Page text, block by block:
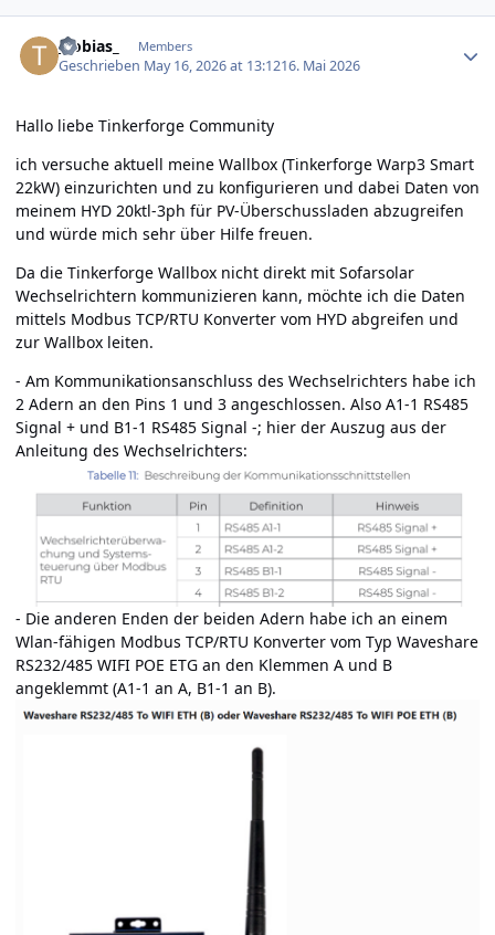
_tobias_ Members
Geschrieben May 16, 2026 at 13:1216. Mai 2026
Hallo liebe Tinkerforge Community
ich versuche aktuell meine Wallbox (Tinkerforge Warp3 Smart
22kW) einzurichten und zu konfigurieren und dabei Daten von
meinem HYD 20ktl-3ph für PV-Überschussladen abzugreifen
und würde mich sehr über Hilfe freuen.
Da die Tinkerforge Wallbox nicht direkt mit Sofarsolar
Wechselrichtern kommunizieren kann, möchte ich die Daten
mittels Modbus TCP/RTU Konverter vom HYD abgreifen und
zur Wallbox leiten.
- Am Kommunikationsanschluss des Wechselrichters habe ich
2 Adern an den Pins 1 und 3 angeschlossen. Also A1-1 RS485
Signal + und B1-1 RS485 Signal -; hier der Auszug aus der
Anleitung des Wechselrichters:
- Die anderen Enden der beiden Adern habe ich an einem
Wlan-fähigen Modbus TCP/RTU Konverter vom Typ Waveshare
RS232/485 WIFI POE ETG an den Klemmen A und B
angeklemmt (A1-1 an A, B1-1 an B).